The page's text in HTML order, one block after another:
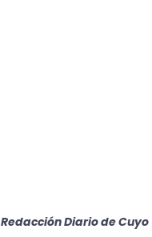
Redacción Diario de Cuyo